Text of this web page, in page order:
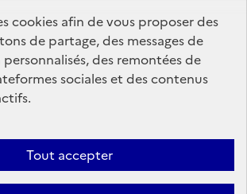
cookies afin de vous proposer des
de partage, des messages de
des remontées de
sociales et des contenus
Tout accepter
info.gouv.fr
data.gouv.fr
légales
d’utilisation des témoins de connexion